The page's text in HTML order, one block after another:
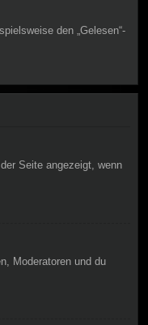
den „Gelesen“-
Seite angezeigt, wenn
Moderatoren und du